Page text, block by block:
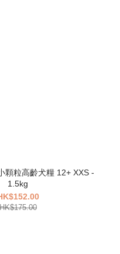
顆粒高齡犬糧 12+ XXS -
1.5kg